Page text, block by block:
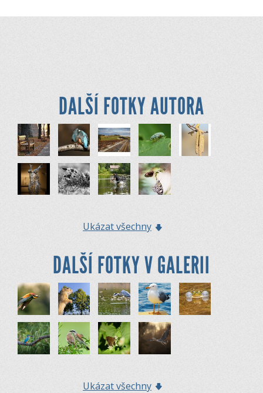
DALŠÍ FOTKY AUTORA
Ukázat všechny
DALŠÍ FOTKY V GALERII
Ukázat všechny